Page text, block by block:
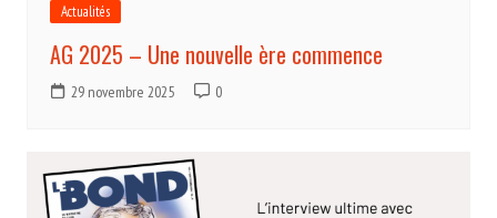
Actualités
AG 2025 – Une nouvelle ère commence
29 novembre 2025 0